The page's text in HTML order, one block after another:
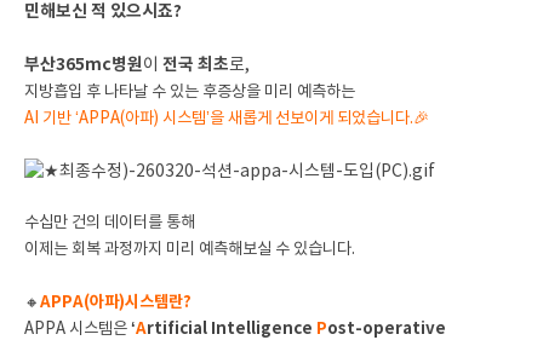
민해보신 적 있으시죠?
부산365mc병원이 전국 최초로,
지방흡입 후 나타날 수 있는 후증상을 미리 예측하는
AI 기반 ‘APPA(아파) 시스템’을 새롭게 선보이게 되었습니다.🎉
수십만 건의 데이터를 통해
이제는 회복 과정까지 미리 예측해보실 수 있습니다.
🔸APPA(아파)시스템란?
APPA 시스템은‘Artificial Intelligence Post-operative